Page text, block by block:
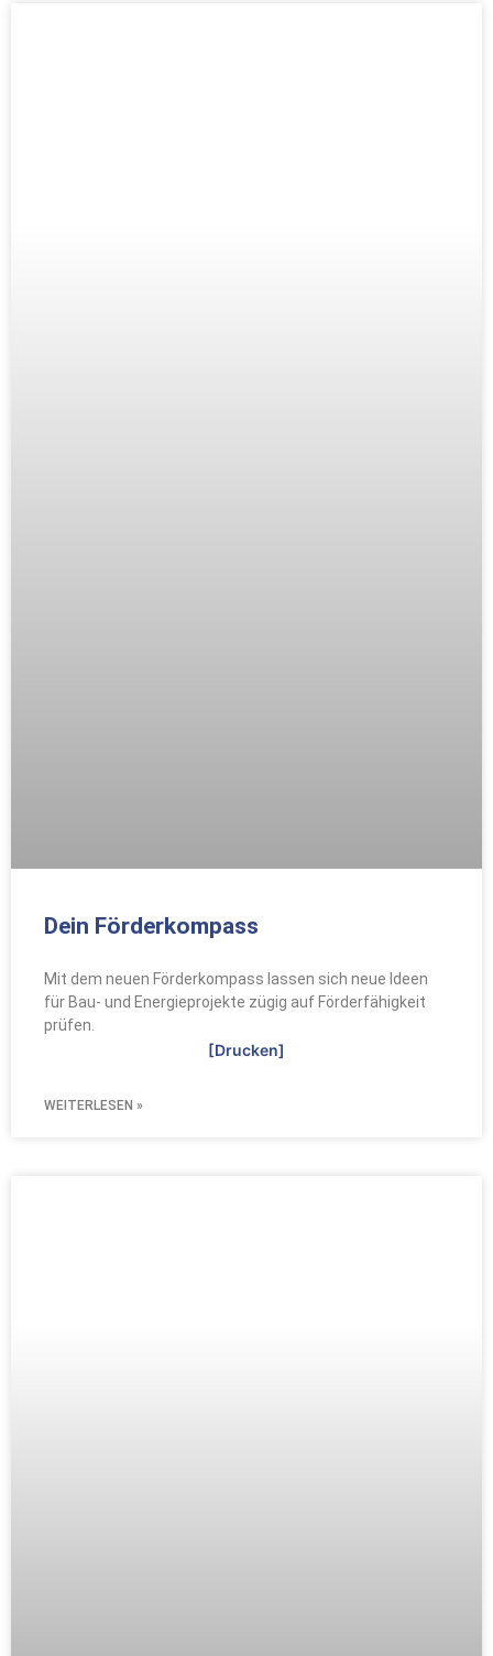
Dein Förderkompass
Mit dem neuen Förderkompass lassen sich neue Ideen
für Bau- und Energieprojekte zügig auf Förderfähigkeit
prüfen.
[Drucken]
WEITERLESEN »